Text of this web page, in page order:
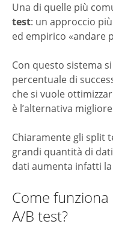
Una di quelle più
test: un approccio
ed empirico «andare
Con questo sistema
percentuale di
che si vuole
è l’alternativa
Chiaramente gli split
grandi quantità di
dati aumenta infatti
Come
A/B test?